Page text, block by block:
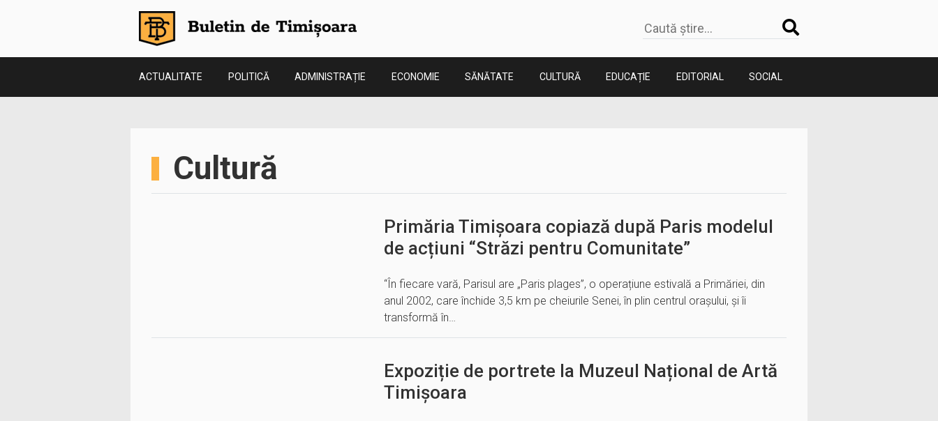
ACTUALITATE POLITICĂ ADMINISTRAȚIE ECONOMIE SĂNĂTATE CULTURĂ EDUCAȚIE EDITORIAL SOCIAL
Cultură
Primăria Timișoara copiază după Paris modelul
de acțiuni “Străzi pentru Comunitate”
“În fiecare vară, Parisul are „Paris plages”, o operațiune estivală a Primăriei, din
anul 2002, care închide 3,5 km pe cheiurile Senei, în plin centrul orașului, și îi
transformă în…
Expoziție de portrete la Muzeul Național de Artă
Timișoara